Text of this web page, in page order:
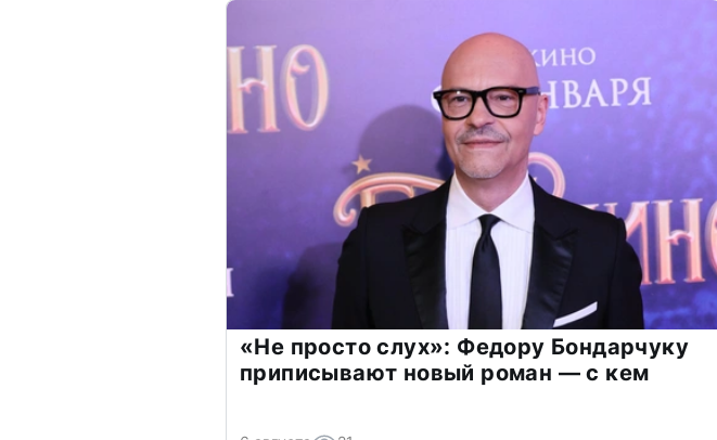
«Не просто слух»: Федору Бондарчуку
приписывают новый роман — с кем